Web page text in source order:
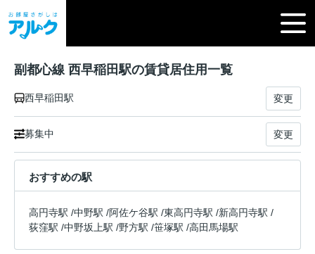
副都心線 西早稲田駅の賃貸居住用一覧
西早稲田駅 変更
募集中 変更
おすすめの駅
高円寺駅 /中野駅 /阿佐ケ谷駅 /東高円寺駅 /新高円寺駅 /
荻窪駅 /中野坂上駅 /野方駅 /笹塚駅 /高田馬場駅